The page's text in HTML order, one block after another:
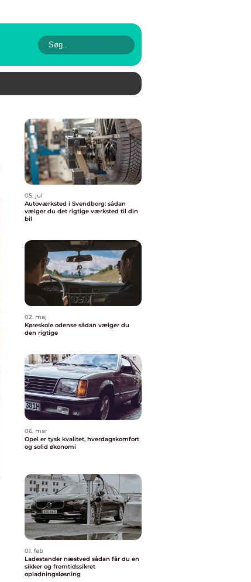
05. jul
Autoværksted i Svendborg: sådan
vælger du det rigtige værksted til din
bil
02. maj
Køreskole odense sådan vælger du
den rigtige
06. mar
Opel er tysk kvalitet, hverdagskomfort
og solid økonomi
01. feb
Ladestander næstved sådan får du en
sikker og fremtidssikret
opladningsløsning